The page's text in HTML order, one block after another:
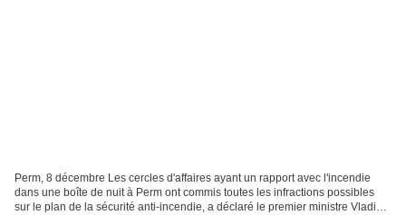
Perm, 8 décembre Les cercles d'affaires ayant un rapport avec l'incendie
dans une boîte de nuit à Perm ont commis toutes les infractions possibles
sur le plan de la sécurité anti-incendie, a déclaré le premier ministre Vladimir